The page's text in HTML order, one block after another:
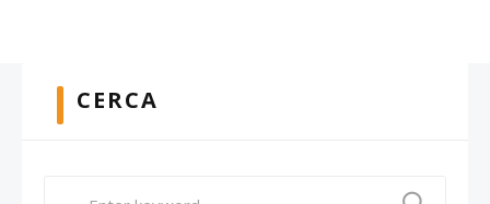
CERCA